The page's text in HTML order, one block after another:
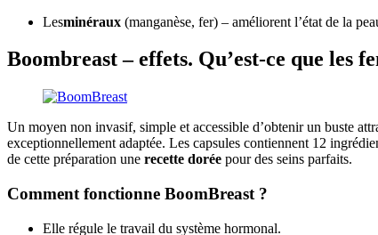
Lesminéraux (manganèse, fer) – améliorent l’état de la
Boombreast – effets. Qu’est-ce que les
Un moyen non invasif, simple et accessible d’obtenir un buste
exceptionnellement adaptée. Les capsules contiennent 12
de cette préparation une recette dorée pour des seins parfaits.
Comment fonctionne BoomBreast ?
Elle régule le travail du système hormonal.